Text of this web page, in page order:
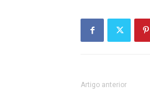
Artigo anterior